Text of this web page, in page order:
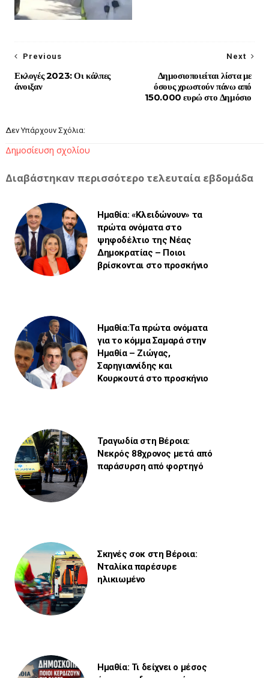
Next
Δημοσιοποιείται λίστα με
όσους χρωστούν πάνω από
150.000 ευρώ στο Δημόσιο
Previous
Εκλογές 2023: Οι κάλπες
άνοιξαν
Δεν Υπάρχουν Σχόλια:
Δημοσίευση σχολίου
Διαβάστηκαν περισσότερο τελευταία εβδομάδα
Ημαθία: «Κλειδώνουν» τα
πρώτα ονόματα στο
ψηφοδέλτιο της Νέας
Δημοκρατίας – Ποιοι
βρίσκονται στο προσκήνιο
Ημαθία:Τα πρώτα ονόματα
για το κόμμα Σαμαρά στην
Ημαθία – Ζιώγας,
Σαρηγιαννίδης και
Κουρκουτά στο προσκήνιο
Τραγωδία στη Βέροια:
Νεκρός 88χρονος μετά από
παράσυρση από φορτηγό
Σκηνές σοκ στη Βέροια:
Νταλίκα παρέσυρε
ηλικιωμένο
Ημαθία: Τι δείχνει ο μέσος